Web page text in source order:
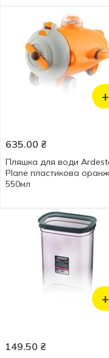
+
635.00 ₴
Пляшка для води
Plane пластикова
550мл
+
149.50 ₴